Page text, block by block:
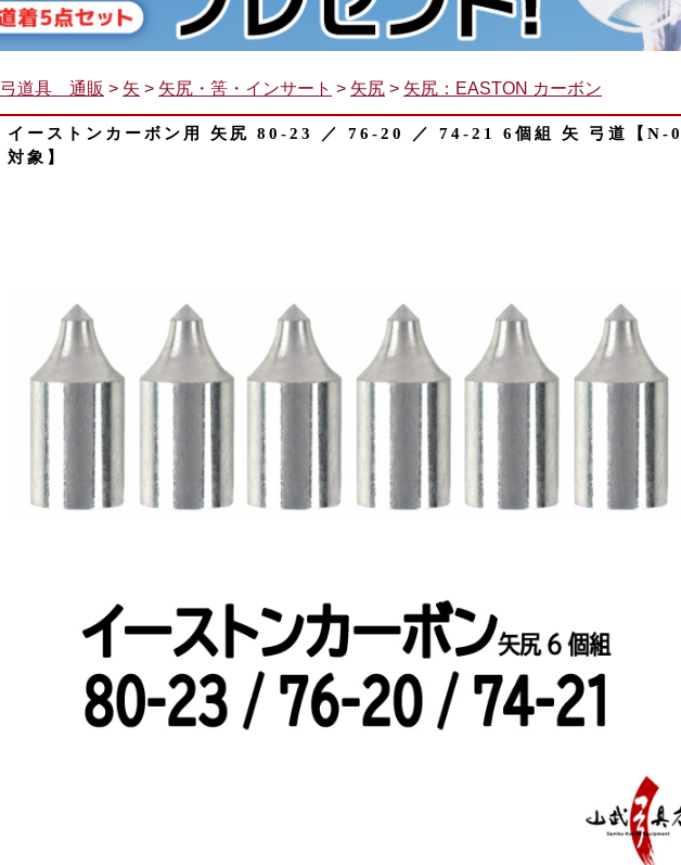
弓道具 通販 > 矢 > 矢尻・筈・インサート > 矢尻 > 矢尻：EASTON カーボン
イーストンカーボン用 矢尻 80-23 ／ 76-20 ／ 74-21 6個組 矢 弓道【N-
対象】